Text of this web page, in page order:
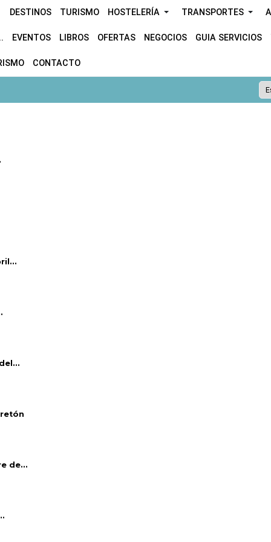
DESTINOS TURISMO HOSTELERÍA TRANSPORTES
EVENTOS LIBROS OFERTAS NEGOCIOS GUIA SERVICIOS
CONTACTO
de...